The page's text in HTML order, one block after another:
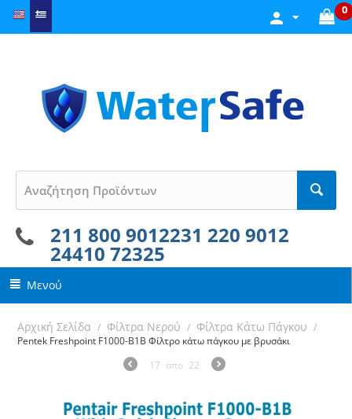
0
211 800 9012231 220 9012
24410 72325
Μενού
Αρχική Σελίδα / Φίλτρα Νερού / Φίλτρα Κάτω Πάγκου /
Pentek Freshpoint F1000-B1B Φίλτρο κάτω πάγκου με βρυσάκι
17 απο 22